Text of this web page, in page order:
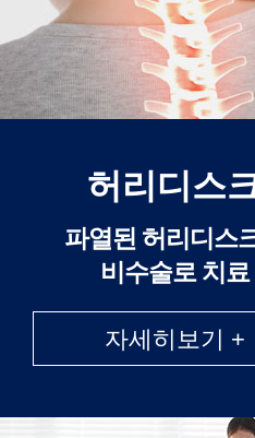
허리디스
파열된 허리디스
비수술로 치료
자세히보기 +